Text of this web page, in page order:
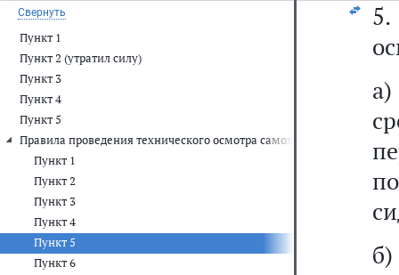
Свернуть
Пункт 1
Пункт 2 (утратил силу)
Пункт 3
Пункт 4
Пункт 5
Правила проведения технического осмотра самоходных машин и
Пункт 1
Пункт 2
Пункт 3
Пункт 4
Пункт 5
Пункт 6